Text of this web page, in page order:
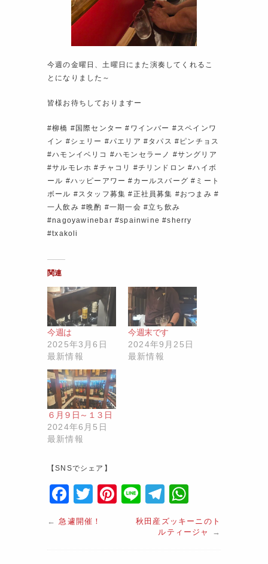
今週の金曜日、土曜日にまた演奏してくれるこ
とになりました～
皆様お待ちしておりますー
#柳橋 #国際センター #ワインバー #スペインワ
イン #シェリー #パエリア #タパス #ピンチョス
#ハモンイベリコ #ハモンセラーノ #サングリア
#サルモレホ #チャコリ #チリンドロン #ハイボ
ール #ハッピーアワー #カールスバーグ #ミート
ボール #スタッフ募集 #正社員募集 #おつまみ #
一人飲み #晩酌 #一期一会 #立ち飲み
#nagoyawinebar #spainwine #sherry
#txakoli
関連
今週は
2025年3月6日
最新情報
今週末です
2024年9月25日
最新情報
６月９日～１３日
2024年6月5日
最新情報
【SNSでシェア】
F
a
c
T
w
Pi
Li
n
e
T
el
e
at
←急遽開催！
秋田産ズッキーニのト
ルティージャ
→